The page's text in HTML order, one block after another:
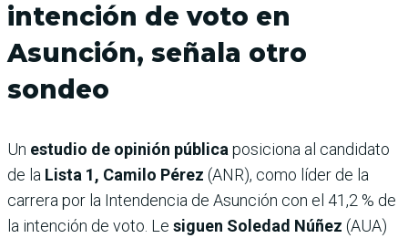
intención de voto en
Asunción, señala otro
sondeo
Un estudio de opinión públicaposiciona al candidato
de la Lista 1, Camilo Pérez (ANR), como líder de la
carrera por la Intendencia de Asunción con el 41,2 % de
la intención de voto. Le siguen Soledad Núñez (AUA)